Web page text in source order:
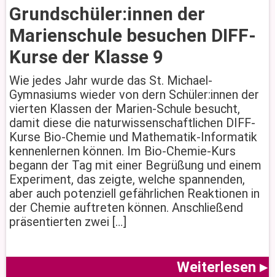
Grundschüler:innen der
Marienschule besuchen DIFF-
Kurse der Klasse 9
Wie jedes Jahr wurde das St. Michael-
Gymnasiums wieder von dern Schüler:innen der
vierten Klassen der Marien-Schule besucht,
damit diese die naturwissenschaftlichen DIFF-
Kurse Bio-Chemie und Mathematik-Informatik
kennenlernen können. Im Bio-Chemie-Kurs
begann der Tag mit einer Begrüßung und einem
Experiment, das zeigte, welche spannenden,
aber auch potenziell gefährlichen Reaktionen in
der Chemie auftreten können. Anschließend
präsentierten zwei […]
Weiterlesen ▸